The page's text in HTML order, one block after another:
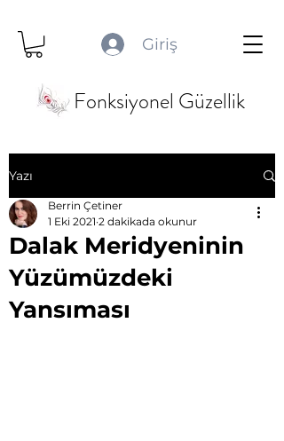
Giriş
Fonksiyonel Güzellik
Yazı
Dalak Meridyeninin
Yüzümüzdeki
Yansıması
Berrin Çetiner
1 Eki 2021 2 dakikada okunur